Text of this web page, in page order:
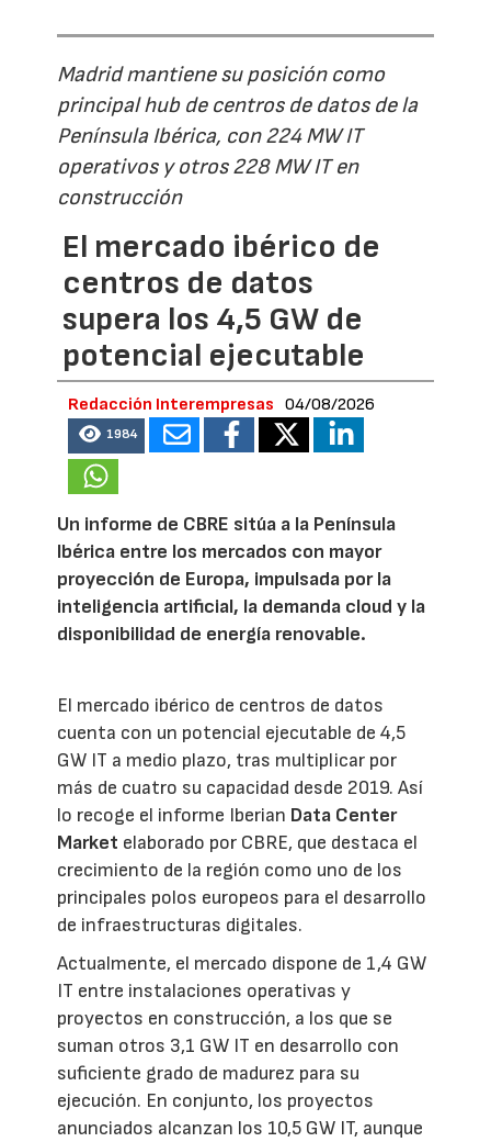
Madrid mantiene su posición como
principal hub de centros de datos de la
Península Ibérica, con 224 MW IT
operativos y otros 228 MW IT en
construcción
El mercado ibérico de
centros de datos
supera los 4,5 GW de
potencial ejecutable
Redacción Interempresas 04/08/2026
1984
Un informe de CBRE sitúa a la Península
Ibérica entre los mercados con mayor
proyección de Europa, impulsada por la
inteligencia artificial, la demanda cloud y la
disponibilidad de energía renovable.
El mercado ibérico de centros de datos
cuenta con un potencial ejecutable de 4,5
GW IT a medio plazo, tras multiplicar por
más de cuatro su capacidad desde 2019. Así
lo recoge el informe Iberian Data Center
Market elaborado por CBRE, que destaca el
crecimiento de la región como uno de los
principales polos europeos para el desarrollo
de infraestructuras digitales.
Actualmente, el mercado dispone de 1,4 GW
IT entre instalaciones operativas y
proyectos en construcción, a los que se
suman otros 3,1 GW IT en desarrollo con
suficiente grado de madurez para su
ejecución. En conjunto, los proyectos
anunciados alcanzan los 10,5 GW IT, aunque